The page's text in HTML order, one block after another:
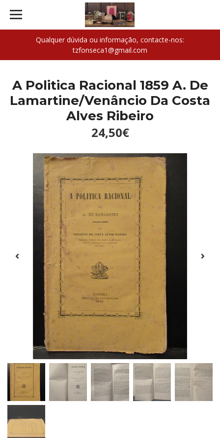
Qualquer dúvida ou informação, contacte-nos:
tzfonseca1@gmail.com
A Politica Racional 1859 A. De
Lamartine/Venâncio Da Costa
Alves Ribeiro
24,50€